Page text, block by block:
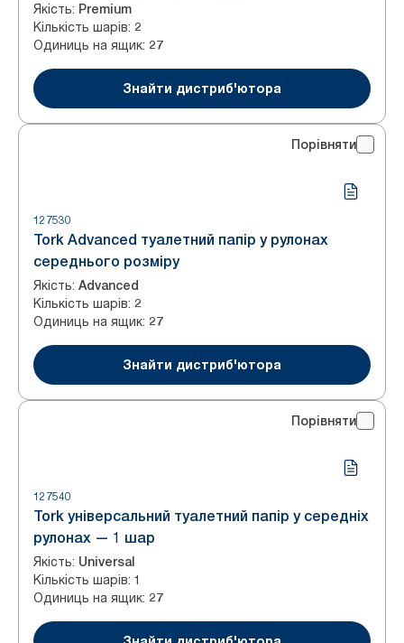
Якість: Premium
Кількість шарів: 2
Одиниць на ящик: 27
Знайти дистриб'ютора
Порівняти
127530
Tork Advanced туалетний папір у рулонах
середнього розміру
Якість: Advanced
Кількість шарів: 2
Одиниць на ящик: 27
Знайти дистриб'ютора
Порівняти
127540
Tork універсальний туалетний папір у середніх
рулонах — 1 шар
Якість: Universal
Кількість шарів: 1
Одиниць на ящик: 27